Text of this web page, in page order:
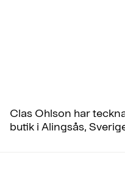
Clas Ohlson har
butik i Alingsås,